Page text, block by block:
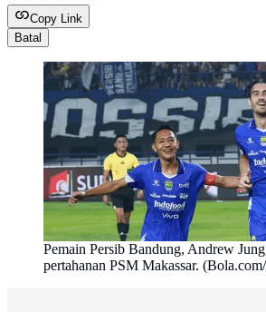
Copy Link
Batal
Pemain Persib Bandung, Andrew
pertahanan PSM Makassar.